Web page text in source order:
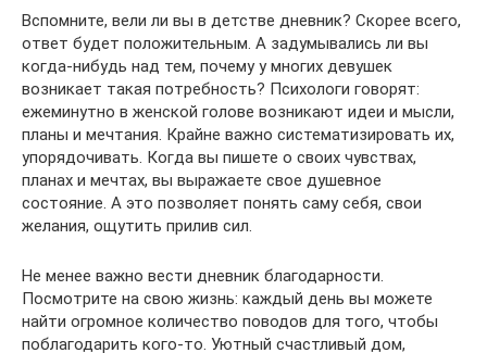
Вспомните, вели ли вы в детстве дневник? Скорее всего,
ответ будет положительным. А задумывались ли вы
когда-нибудь над тем, почему у многих девушек
возникает такая потребность? Психологи говорят:
ежеминутно в женской голове возникают идеи и мысли,
планы и мечтания. Крайне важно систематизировать их,
упорядочивать. Когда вы пишете о своих чувствах,
планах и мечтах, вы выражаете свое душевное
состояние. А это позволяет понять саму себя, свои
желания, ощутить прилив сил.
Не менее важно вести дневник благодарности.
Посмотрите на свою жизнь: каждый день вы можете
найти огромное количество поводов для того, чтобы
поблагодарить кого-то. Уютный счастливый дом,